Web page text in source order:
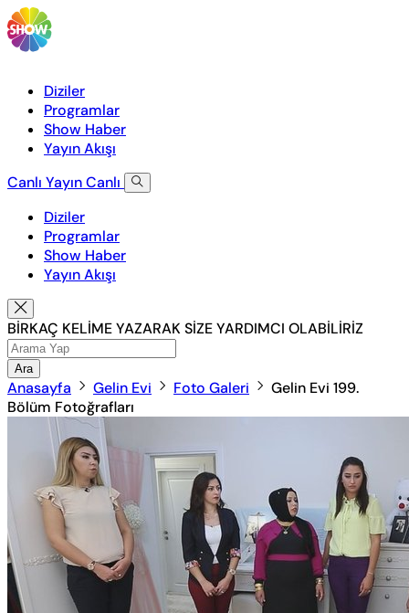
Diziler
Programlar
Show Haber
Yayın Akışı
Canlı YayınCanlı
Diziler
Programlar
Show Haber
Yayın Akışı
BİRKAÇ KELİME YAZARAK SİZE YARDIMCI OLABİLİRİZ
Ara
Anasayfa Gelin Evi Foto Galeri
Gelin Evi 199.
Bölüm Fotoğrafları